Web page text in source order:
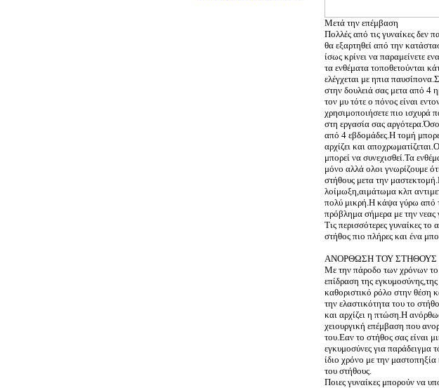
Μετά την επέμβαση
Πολλές από τις γυναίκες δεν
θα εξαρτηθεί από την
ίσως κρίνει να παραμείνετε
τα ενθέματα τοποθετούνται
ελέγχεται με ηπια
στην δουλειά σας μετα από 4
τον μυ τότε ο πόνος είναι
χρησιμοποιήσετε πιο ισχυρά
στη εργασία σας
από 4 εβδομάδες.Η τομή
αρχίζει και
μπορεί να συνεχισθεί.Τα
μόνο αλλά ολοι γνωρίζουμε
στήθους μετα την
λοίμωξη,αιμάτωμα κλπ
πολύ μικρή.Η κάψα γύρω από
πρόβλημα σήμερα με την νεας
Τις περισσότερες γυναίκες το
στήθος πιο πλήρες και ένα
ΑΝΟΡΘΩΣΗ ΤΟΥ ΣΤΗΘΟΥΣ
Με την πάροδο των χρόνων το
επίδραση της
καθοριστικό ρόλο στην θέση
την ελαστικότητα του το
και αρχίζει η πτώση.Η
χειουργική επέμβαση που
του.Εαν το στήθος σας είναι
εγκυμοσύνες για παράδειγμα
ίδιο χρόνο με την
του στήθους.
Ποιες γυναίκες μπορούν να